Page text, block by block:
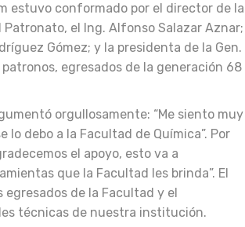
estuvo conformado por el director de la
el Ing. Alfonso Salazar Aznar;
Gómez; y la presidenta de la Gen.
egresados de la generación 68
orgullosamente: “Me siento muy
debo a la Facultad de Química”. Por
el apoyo, esto va a
que la Facultad les brinda”. El
de la Facultad y el
técnicas de nuestra institución.